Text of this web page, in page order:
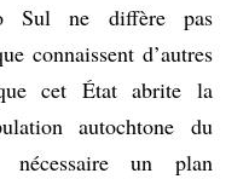
Sul ne diffère pas
connaissent d’autres
cet État abrite la
autochtone du
un plan